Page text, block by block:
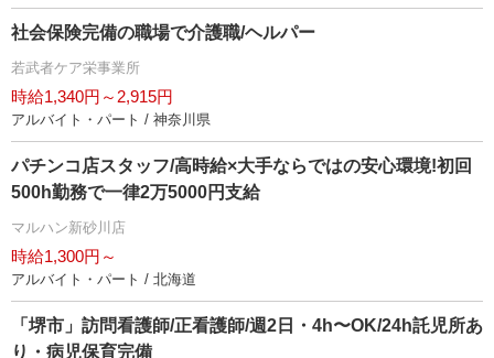
社会保険完備の職場で介護職/ヘルパー
若武者ケア栄事業所
時給1,340円～2,915円
アルバイト・パート / 神奈川県
パチンコ店スタッフ/高時給×大手ならではの安心環境!初回
500h勤務で一律2万5000円支給
マルハン新砂川店
時給1,300円～
アルバイト・パート / 北海道
「堺市」訪問看護師/正看護師/週2日・4h〜OK/24h託児所あ
り・病児保育完備